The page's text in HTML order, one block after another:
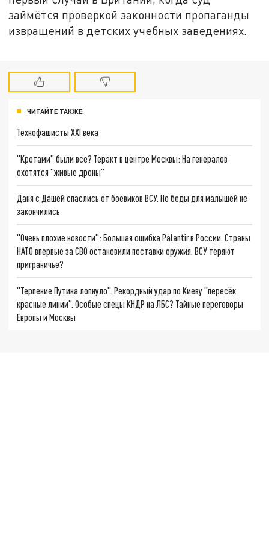
займётся проверкой законности пропаганды
извращений в детских учебных заведениях.
ЧИТАЙТЕ ТАКЖЕ:
Технофашисты XXI века
"Кротами" были все? Теракт в центре Москвы: На генералов
охотятся "живые дроны"
Даня с Дашей спаслись от боевиков ВСУ. Но беды для малышей не
закончились
"Очень плохие новости": Большая ошибка Palantir в России. Страны
НАТО впервые за СВО остановили поставки оружия. ВСУ теряют
приграничье?
"Терпение Путина лопнуло". Рекордный удар по Киеву "пересёк
красные линии". Особые спецы КНДР на ЛБС? Тайные переговоры
Европы и Москвы